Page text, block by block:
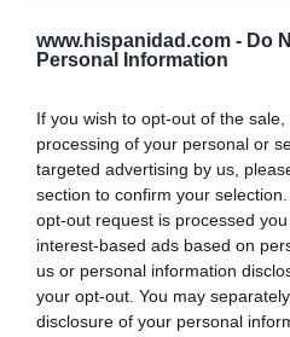
www.hispanidad.com - Do
Personal Information
If you wish to opt-out of the
processing of your personal or
targeted advertising by us,
section to confirm your
opt-out request is processed
interest-based ads based on
us or personal information
your opt-out. You may
disclosure of your personal
DIARIO DE LA
Diario de la corrupción
se reunió en el año 2025
con Zapatero,
investigación judicial
Plus Ultra
por Redacción
Artículos anteriores